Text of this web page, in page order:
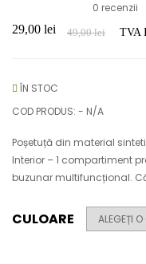
0 recenzii
49,00lei
29,00 lei TVA
ÎN STOC
COD PRODUS: - N/A
Poșetuță din material
Interior – 1 compartiment
buzunar multifuncțional.
CULOARE